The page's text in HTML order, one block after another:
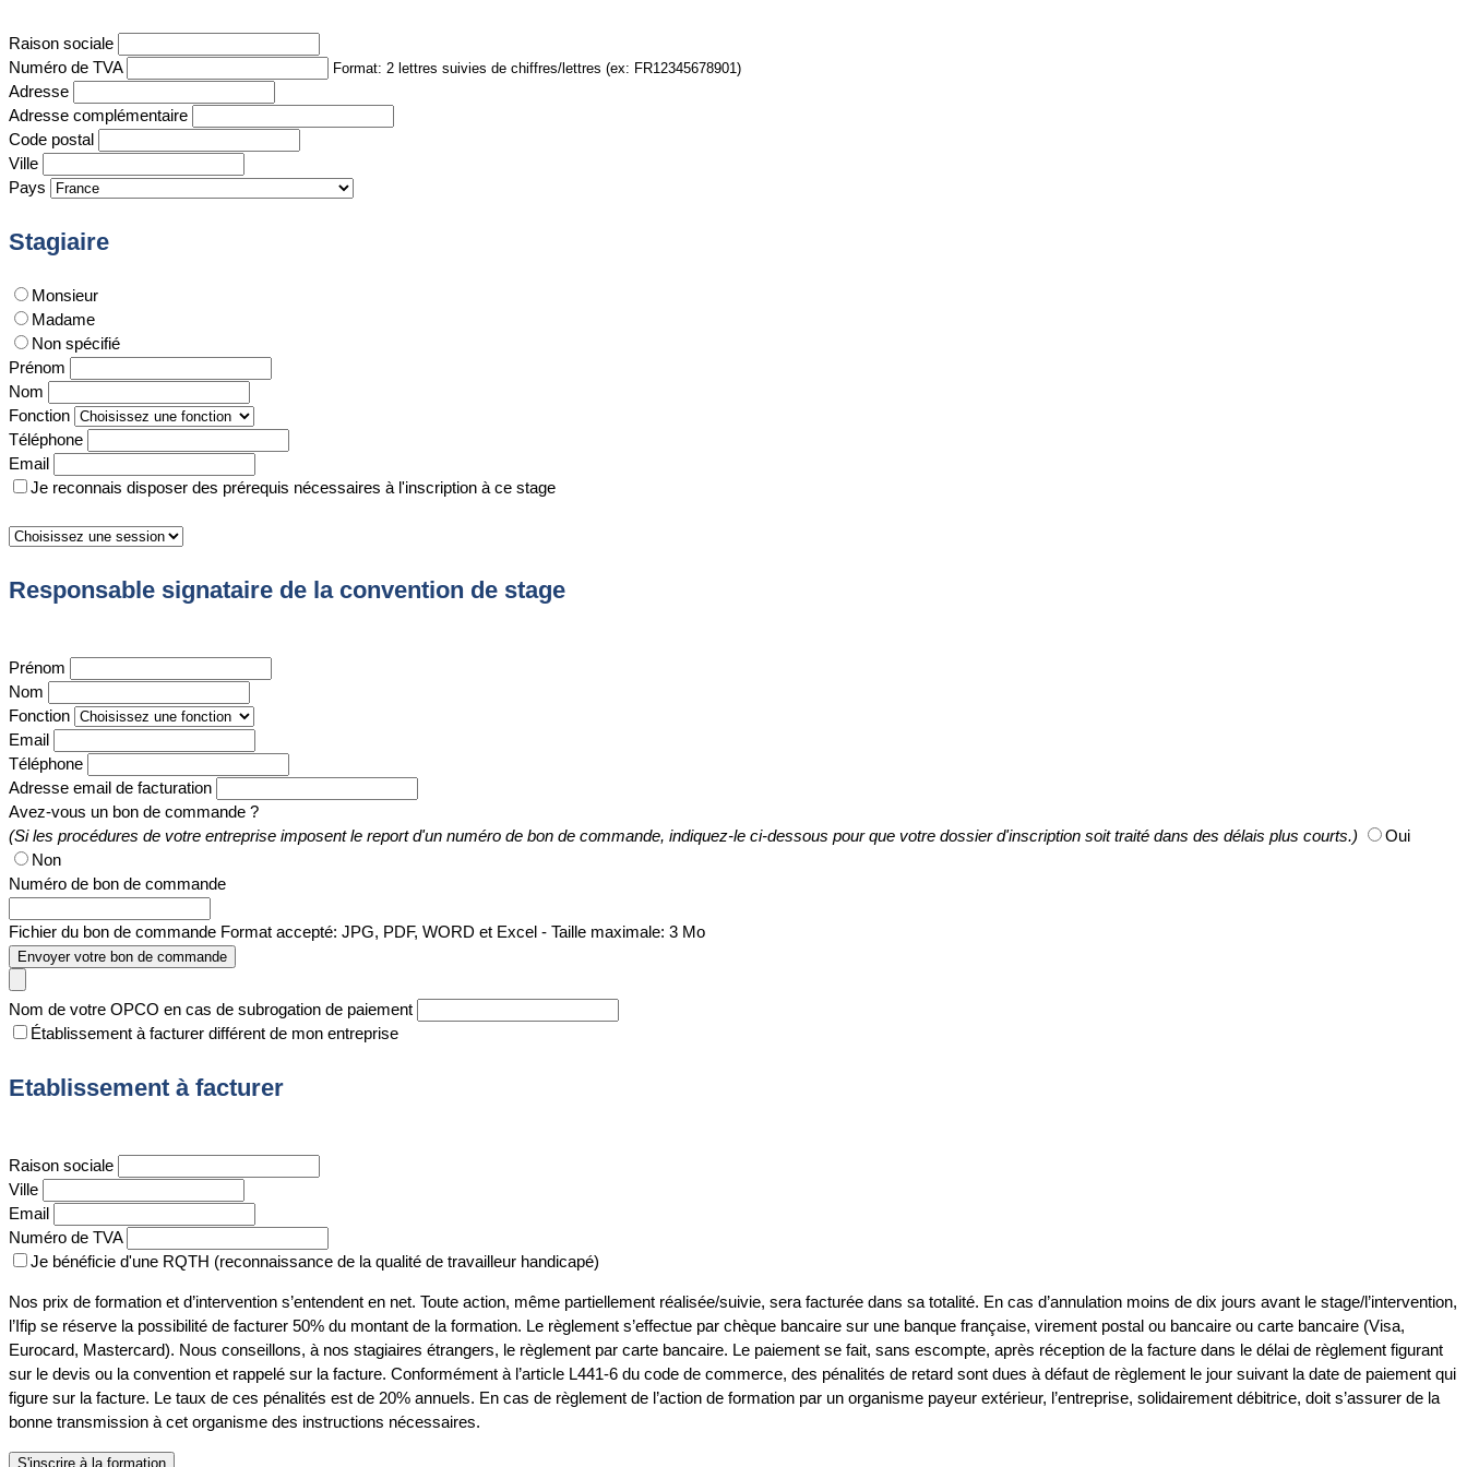
Raison sociale
Numéro de TVA
Format: 2 lettres suivies de chiffres/lettres (ex: FR12345678901)
Adresse
Adresse complémentaire
Code postal
Ville
Pays
Stagiaire
Monsieur
Madame
Non spécifié
Prénom
Nom
Fonction
Téléphone
Email
Je reconnais disposer des prérequis nécessaires à l'inscription à ce stage
Responsable signataire de la convention de stage
Prénom
Nom
Fonction
Email
Téléphone
Adresse email de facturation
Avez-vous un bon de commande ?
(Si les procédures de votre entreprise imposent le report d'un numéro de bon de commande, indiquez-le ci-dessous pour que votre dossier d'inscription soit traité dans des délais plus courts.)
Oui
Non
Numéro de bon de commande
Fichier du bon de commande Format accepté: JPG, PDF, WORD et Excel - Taille maximale: 3 Mo
Envoyer votre bon de commande
Nom de votre OPCO en cas de subrogation de paiement
Établissement à facturer différent de mon entreprise
Etablissement à facturer
Raison sociale
Ville
Email
Numéro de TVA
Je bénéficie d'une RQTH (reconnaissance de la qualité de travailleur handicapé)
Nos prix de formation et d’intervention s’entendent en net. Toute action, même partiellement réalisée/suivie, sera facturée dans sa totalité. En cas d’annulation moins de dix jours avant le stage/l’intervention,
l’Ifip se réserve la possibilité de facturer 50% du montant de la formation. Le règlement s’effectue par chèque bancaire sur une banque française, virement postal ou bancaire ou carte bancaire (Visa,
Eurocard, Mastercard). Nous conseillons, à nos stagiaires étrangers, le règlement par carte bancaire. Le paiement se fait, sans escompte, après réception de la facture dans le délai de règlement figurant
sur le devis ou la convention et rappelé sur la facture. Conformément à l’article L441-6 du code de commerce, des pénalités de retard sont dues à défaut de règlement le jour suivant la date de paiement qui
figure sur la facture. Le taux de ces pénalités est de 20% annuels. En cas de règlement de l’action de formation par un organisme payeur extérieur, l’entreprise, solidairement débitrice, doit s’assurer de la
bonne transmission à cet organisme des instructions nécessaires.